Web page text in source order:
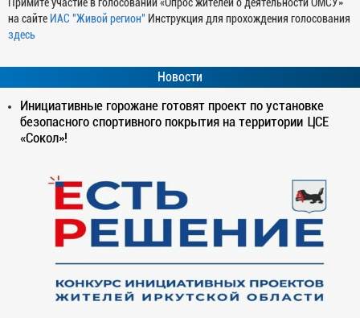
на сайте ИАС "Живой регион" Инструкция для прохождения голосования
здесь
Новости
Инициативные горожане готовят проект по установке
безопасного спортивного покрытия на территории ЦСЕ
«Сокол»!